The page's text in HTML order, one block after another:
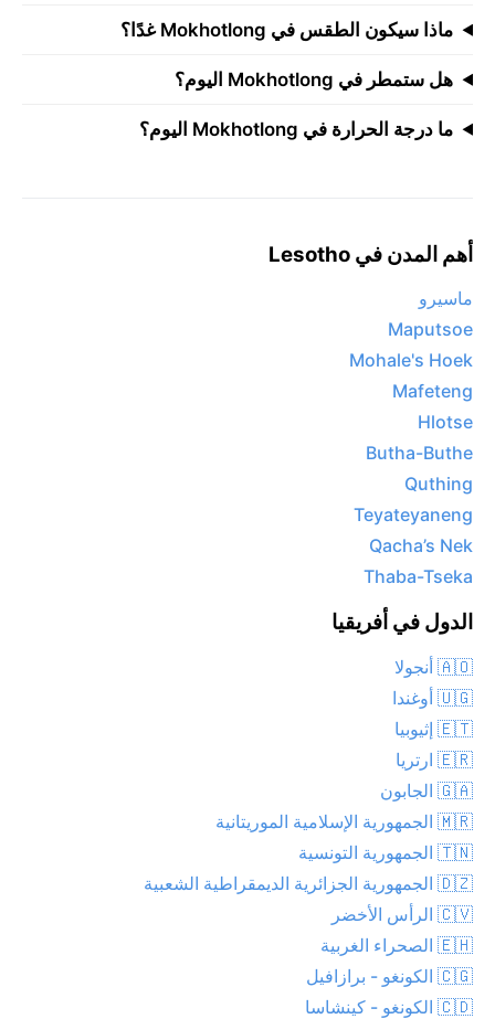
ماذا سيكون الطقس في Mokhotlong غدًا؟
هل ستمطر في Mokhotlong اليوم؟
ما درجة الحرارة في Mokhotlong اليوم؟
أهم المدن في Lesotho
ماسيرو
Maputsoe
Mohale's Hoek
Mafeteng
Hlotse
Butha-Buthe
Quthing
Teyateyaneng
Qacha’s Nek
Thaba-Tseka
الدول في أفريقيا
🇦🇴 أنجولا
🇺🇬 أوغندا
🇪🇹 إثيوبيا
🇪🇷 ارتريا
🇬🇦 الجابون
🇲🇷 الجمهورية الإسلامية الموريتانية
🇹🇳 الجمهورية التونسية
🇩🇿 الجمهورية الجزائرية الديمقراطية الشعبية
🇨🇻 الرأس الأخضر
🇪🇭 الصحراء الغربية
🇨🇬 الكونغو - برازافيل
🇨🇩 الكونغو - كينشاسا